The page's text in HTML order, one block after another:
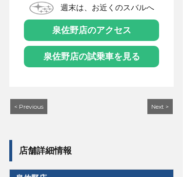
週末は、お近くのスバルへ
泉佐野店のアクセス
泉佐野店の試乗車を見る
< Previous Next >
店舗詳細情報